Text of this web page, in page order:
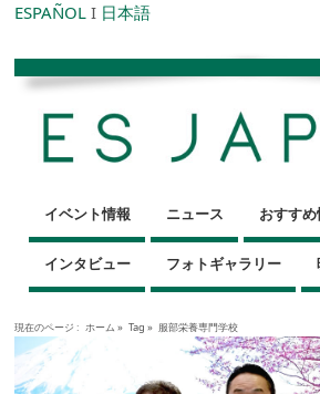
ESPAÑOL I 日本語
イベント情報 ニュース おすすめ
インタビュー フォトギャラリー
現在のページ : ホーム » Tag » 服部栄養専門学校